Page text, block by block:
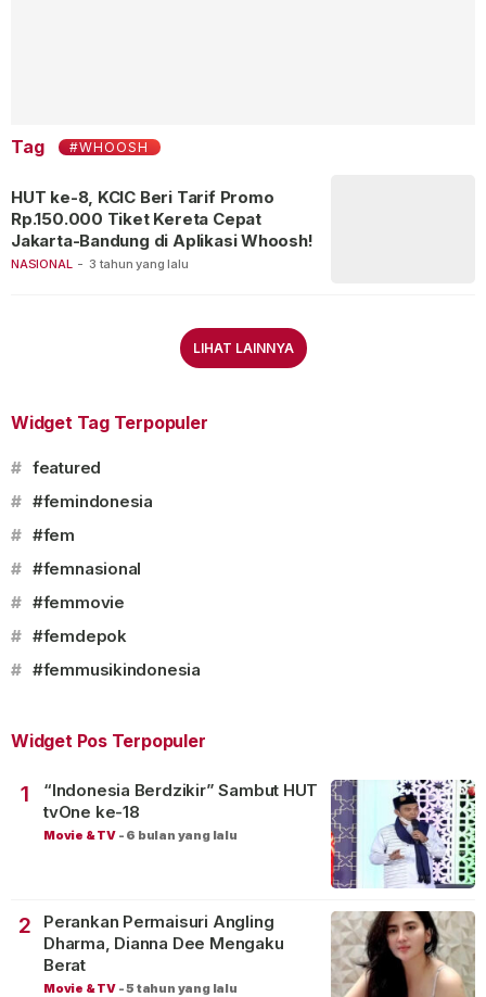
Tag #WHOOSH
NASIONAL - 3 tahun yang lalu
HUT ke-8, KCIC Beri Tarif Promo
Rp.150.000 Tiket Kereta Cepat
Jakarta-Bandung di Aplikasi Whoosh!
LIHAT LAINNYA
Widget Tag Terpopuler
# featured
# #femindonesia
# #fem
# #femnasional
# #femmovie
# #femdepok
# #femmusikindonesia
Widget Pos Terpopuler
1
“Indonesia Berdzikir” Sambut HUT
tvOne ke-18
Movie & TV - 6 bulan yang lalu
2
Perankan Permaisuri Angling
Dharma, Dianna Dee Mengaku
Berat
Movie & TV -5 tahun yang lalu